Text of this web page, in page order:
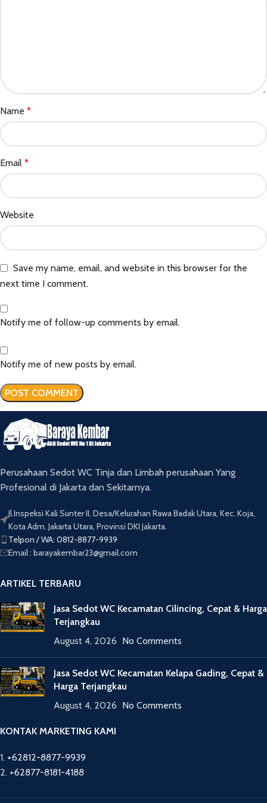
Name *
Email *
Website
Save my name, email, and website in this browser for the
next time I comment.
Notify me of follow-up comments by email.
Notify me of new posts by email.
Perusahaan Sedot WC Tinja dan Limbah perusahaan Yang
Profesional di Jakarta dan Sekitarnya.
Jl.Inspeksi Kali Sunter II, Desa/Kelurahan Rawa Badak Utara, Kec. Koja,
Kota Adm. Jakarta Utara, Provinsi DKI Jakarta.
Telpon / WA: 0812-8877-9939
Email : barayakembar23@gmail.com
ARTIKEL TERBARU
Jasa Sedot WC Kecamatan Cilincing, Cepat & Harga
Terjangkau
August 4, 2026 No Comments
Jasa Sedot WC Kecamatan Kelapa Gading, Cepat &
Harga Terjangkau
August 4, 2026 No Comments
KONTAK MARKETING KAMI
1. +62812-8877-9939
2. +62877-8181-4188